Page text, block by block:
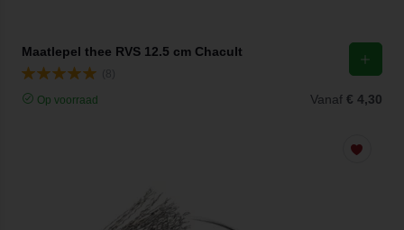
Maatlepel thee RVS 12.5 cm Chacult
Op voorraad Vanaf € 4,30